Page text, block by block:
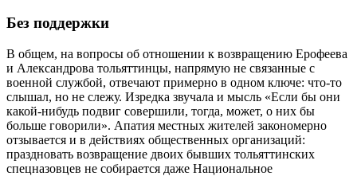
Без поддержки
В общем, на вопросы об отношении к возвращению Ерофеева
и Александрова тольяттинцы, напрямую не связанные с
военной службой, отвечают примерно в одном ключе: что-то
слышал, но не слежу. Изредка звучала и мысль «Если бы они
какой-нибудь подвиг совершили, тогда, может, о них бы
больше говорили». Апатия местных жителей закономерно
отзывается и в действиях общественных организаций:
праздновать возвращение двоих бывших тольяттинских
спецназовцев не собирается даже Национальное